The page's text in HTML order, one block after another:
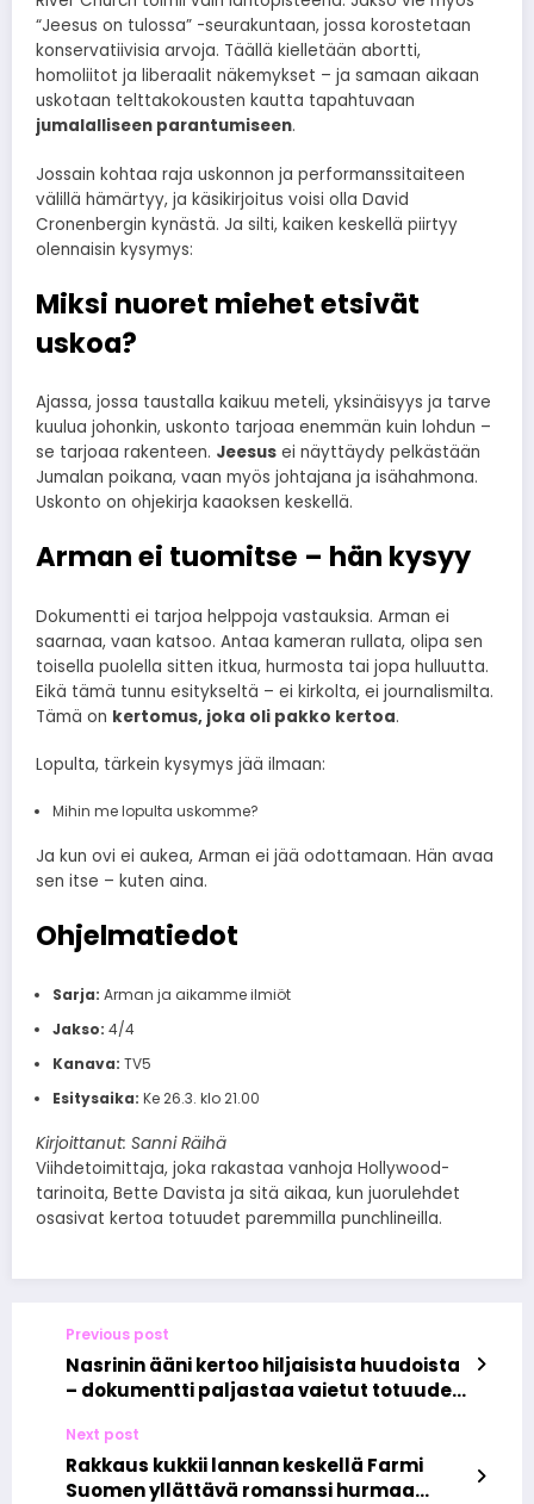
“Jeesus on tulossa” -seurakuntaan, jossa korostetaan
konservatiivisia arvoja. Täällä kielletään abortti,
homoliitot ja liberaalit näkemykset – ja samaan aikaan
uskotaan telttakokousten kautta tapahtuvaan
jumalalliseen parantumiseen.
Jossain kohtaa raja uskonnon ja performanssitaiteen
välillä hämärtyy, ja käsikirjoitus voisi olla David
Cronenbergin kynästä. Ja silti, kaiken keskellä piirtyy
olennaisin kysymys:
Miksi nuoret miehet etsivät
uskoa?
Ajassa, jossa taustalla kaikuu meteli, yksinäisyys ja tarve
kuulua johonkin, uskonto tarjoaa enemmän kuin lohdun –
se tarjoaa rakenteen. Jeesus ei näyttäydy pelkästään
Jumalan poikana, vaan myös johtajana ja isähahmona.
Uskonto on ohjekirja kaaoksen keskellä.
Arman ei tuomitse – hän kysyy
Dokumentti ei tarjoa helppoja vastauksia. Arman ei
saarnaa, vaan katsoo. Antaa kameran rullata, olipa sen
toisella puolella sitten itkua, hurmosta tai jopa hulluutta.
Eikä tämä tunnu esitykseltä – ei kirkolta, ei journalismilta.
Tämä on kertomus, joka oli pakko kertoa.
Lopulta, tärkein kysymys jää ilmaan:
Mihin me lopulta uskomme?
Ja kun ovi ei aukea, Arman ei jää odottamaan. Hän avaa
sen itse – kuten aina.
Ohjelmatiedot
Sarja: Arman ja aikamme ilmiöt
Jakso: 4/4
Kanava: TV5
Esitysaika: Ke 26.3. klo 21.00
Kirjoittanut: Sanni Räihä
Viihdetoimittaja, joka rakastaa vanhoja Hollywood-
tarinoita, Bette Davista ja sitä aikaa, kun juorulehdet
osasivat kertoa totuudet paremmilla punchlineilla.
Previous post
Nasrinin ääni kertoo hiljaisista huudoista
– dokumentti paljastaa vaietut totuudet
Next post
Rakkaus kukkii lannan keskellä Farmi
Suomen yllättävä romanssi hurmaa